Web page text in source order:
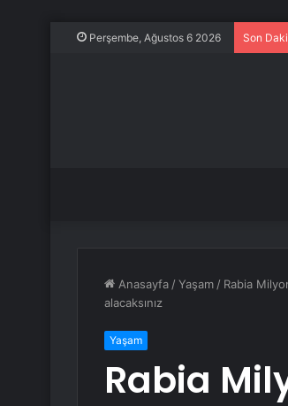
Perşembe, Ağustos 6 2026 Son
Anasayfa /Yaşam / Rabia
alacaksınız
Yaşam
Rabia